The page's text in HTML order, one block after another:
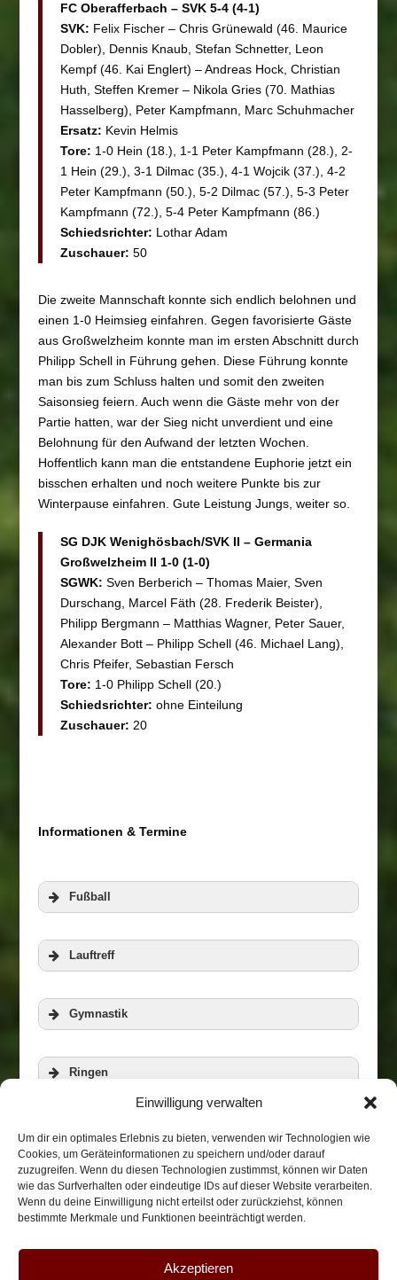
Einwilligung verwalten
Um dir ein optimales Erlebnis zu bieten, verwenden wir Technologien wie
Cookies, um Geräteinformationen zu speichern und/oder darauf
zuzugreifen. Wenn du diesen Technologien zustimmst, können wir Daten
wie das Surfverhalten oder eindeutige IDs auf dieser Website verarbeiten.
Wenn du deine Einwilligung nicht erteilst oder zurückziehst, können
bestimmte Merkmale und Funktionen beeinträchtigt werden.
Akzeptieren
FC Oberafferbach – SVK 5-4 (4-1)
SVK: Felix Fischer – Chris Grünewald (46. Maurice
Dobler), Dennis Knaub, Stefan Schnetter, Leon
Kempf (46. Kai Englert) – Andreas Hock, Christian
Huth, Steffen Kremer – Nikola Gries (70. Mathias
Hasselberg), Peter Kampfmann, Marc Schuhmacher
Ersatz: Kevin Helmis
Tore: 1-0 Hein (18.), 1-1 Peter Kampfmann (28.), 2-
1 Hein (29.), 3-1 Dilmac (35.), 4-1 Wojcik (37.), 4-2
Peter Kampfmann (50.), 5-2 Dilmac (57.), 5-3 Peter
Kampfmann (72.), 5-4 Peter Kampfmann (86.)
Schiedsrichter: Lothar Adam
Zuschauer: 50
Die zweite Mannschaft konnte sich endlich belohnen und
einen 1-0 Heimsieg einfahren. Gegen favorisierte Gäste
aus Großwelzheim konnte man im ersten Abschnitt durch
Philipp Schell in Führung gehen. Diese Führung konnte
man bis zum Schluss halten und somit den zweiten
Saisonsieg feiern. Auch wenn die Gäste mehr von der
Partie hatten, war der Sieg nicht unverdient und eine
Belohnung für den Aufwand der letzten Wochen.
Hoffentlich kann man die entstandene Euphorie jetzt ein
bisschen erhalten und noch weitere Punkte bis zur
Winterpause einfahren. Gute Leistung Jungs, weiter so.
SG DJK Wenighösbach/SVK II – Germania
Großwelzheim II 1-0 (1-0)
SGWK: Sven Berberich – Thomas Maier, Sven
Durschang, Marcel Fäth (28. Frederik Beister),
Philipp Bergmann – Matthias Wagner, Peter Sauer,
Alexander Bott – Philipp Schell (46. Michael Lang),
Chris Pfeifer, Sebastian Fersch
Tore: 1-0 Philipp Schell (20.)
Schiedsrichter: ohne Einteilung
Zuschauer: 20
Informationen & Termine
Fußball
Lauftreff
Veranstaltungen
Gymnastik
Ringen
Zur Homepage der RWG
Aerobic und Step
Weitere Informationen
Biketreff
Takama/Honkai-Karate